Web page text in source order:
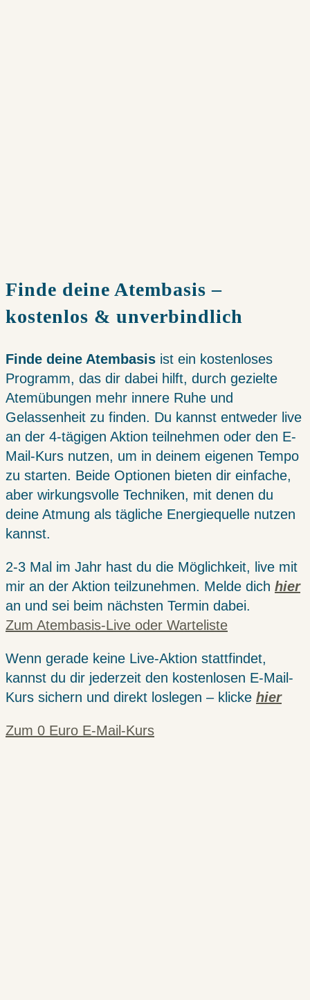
Finde deine Atembasis –
kostenlos & unverbindlich
Finde deine Atembasis ist ein kostenloses
Programm, das dir dabei hilft, durch gezielte
Atemübungen mehr innere Ruhe und
Gelassenheit zu finden. Du kannst entweder live
an der 4-tägigen Aktion teilnehmen oder den E-
Mail-Kurs nutzen, um in deinem eigenen Tempo
zu starten. Beide Optionen bieten dir einfache,
aber wirkungsvolle Techniken, mit denen du
deine Atmung als tägliche Energiequelle nutzen
kannst.
2-3 Mal im Jahr hast du die Möglichkeit, live mit
mir an der Aktion teilzunehmen. Melde dich hier
an und sei beim nächsten Termin dabei.
Zum Atembasis-Live oder Warteliste
Wenn gerade keine Live-Aktion stattfindet,
kannst du dir jederzeit den kostenlosen E-Mail-
Kurs sichern und direkt loslegen – klicke hier
Zum 0 Euro E-Mail-Kurs